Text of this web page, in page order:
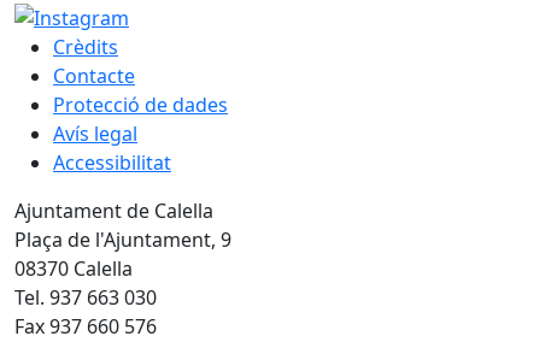
Crèdits
Contacte
Protecció de dades
Avís legal
Accessibilitat
Ajuntament de Calella
Plaça de l'Ajuntament, 9
08370 Calella
Tel. 937 663 030
Fax 937 660 576